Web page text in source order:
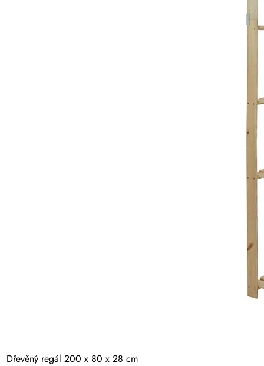
Dřevěný regál 200 x 80 x 28 cm